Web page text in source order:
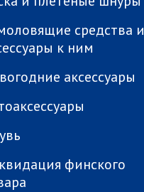
средства и
к ним
аксессуары
финского